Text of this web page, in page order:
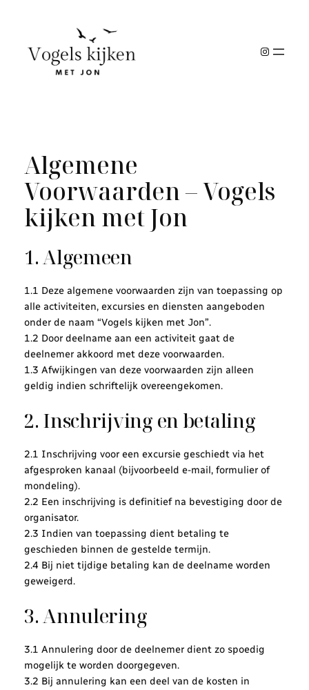
inhoud
Algemene
Voorwaarden – Vogels
kijken met Jon
1. Algemeen
1.1 Deze algemene voorwaarden zijn van toepassing op
alle activiteiten, excursies en diensten aangeboden
onder de naam “Vogels kijken met Jon”.
1.2 Door deelname aan een activiteit gaat de
deelnemer akkoord met deze voorwaarden.
1.3 Afwijkingen van deze voorwaarden zijn alleen
geldig indien schriftelijk overeengekomen.
2. Inschrijving en betaling
2.1 Inschrijving voor een excursie geschiedt via het
afgesproken kanaal (bijvoorbeeld e-mail, formulier of
mondeling).
2.2 Een inschrijving is definitief na bevestiging door de
organisator.
2.3 Indien van toepassing dient betaling te
geschieden binnen de gestelde termijn.
2.4 Bij niet tijdige betaling kan de deelname worden
geweigerd.
3. Annulering
3.1 Annulering door de deelnemer dient zo spoedig
mogelijk te worden doorgegeven.
3.2 Bij annulering kan een deel van de kosten in